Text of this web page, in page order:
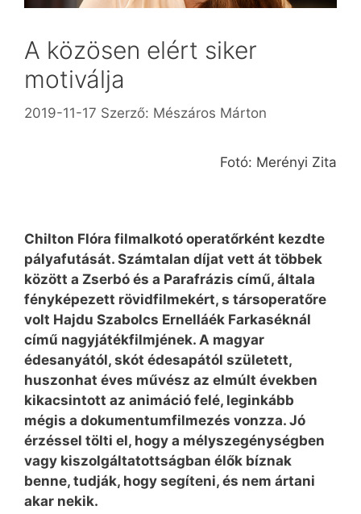
A közösen elért siker
motiválja
2019-11-17 Szerző: Mészáros Márton
Fotó: Merényi Zita
Chilton Flóra filmalkotó operatőrként kezdte
pályafutását. Számtalan díjat vett át többek
között a Zserbó és a Parafrázis című, általa
fényképezett rövidfilmekért, s társoperatőre
volt Hajdu Szabolcs Ernel­láék Far­kaséknál
című nagyjátékfilmjének. A magyar
édesanyától, skót édesapától született,
huszonhat éves művész az elmúlt években
kikacsintott az animáció felé, leginkább
mégis a dokumentumfilmezés vonzza. Jó
érzéssel tölti el, hogy a mélyszegénységben
vagy kiszolgáltatottságban élők bíznak
benne, tudják, hogy segíteni, és nem ártani
akar nekik.